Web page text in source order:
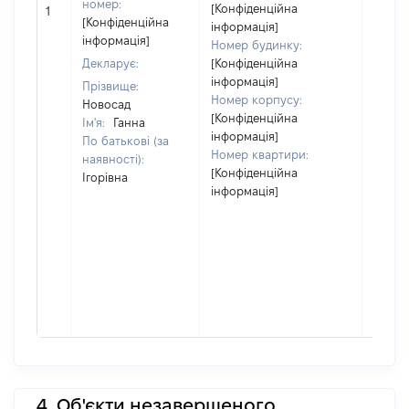
1
номер:
[Конфіденційна
інформація]
Декларує:
Прізвище:
Новосад
Ім'я:
Ганна
По батькові (за
наявності):
Ігорівна
[Конфіденційна
інформація]
Номер будинку:
[Конфіденційна
інформація]
Номер корпусу:
[Конфіденційна
інформація]
Номер квартири:
[Конфіденційна
інформація]
4. Об'єкти незавершеного